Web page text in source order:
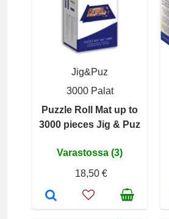
Jig&Puz
3000 Palat
Puzzle Roll Mat up to
3000 pieces Jig & Puz
Varastossa (3)
18,50 €